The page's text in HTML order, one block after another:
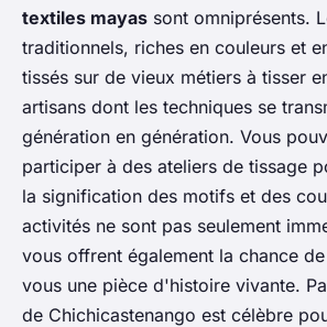
textiles mayas sont omniprésents.
traditionnels, riches en couleurs et
tissés sur de vieux métiers à tisser
artisans dont les techniques se
génération en génération. Vous
participer à des ateliers de tissage
la signification des motifs et des
activités ne sont pas seulement
vous offrent également la chance
vous une pièce d'histoire vivante.
de Chichicastenango est célèbre